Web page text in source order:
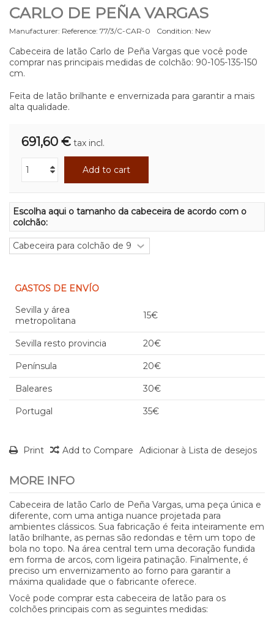
CARLO DE PEÑA VARGAS
Manufacturer: Reference: 77/3/C-CAR-0 Condition: New
Cabeceira de latão Carlo de Peña Vargas que você pode
comprar nas principais medidas de colchão: 90-105-135-150
cm.
Feita de latão brilhante e envernizada para garantir a mais
alta qualidade.
691,60 € tax incl.
Add to cart
Escolha aqui o tamanho da cabeceira de acordo com o
colchão:
GASTOS DE ENVÍO
Sevilla y área
metropolitana
15€
Sevilla resto provincia 20€
Península 20€
Baleares 30€
Portugal 35€
Print Add to Compare Adicionar à Lista de desejos
MORE INFO
Cabeceira de latão Carlo de Peña Vargas, uma peça única e
diferente, com uma antiga nuance projetada para
ambientes clássicos. Sua fabricação é feita inteiramente em
latão brilhante, as pernas são redondas e têm um topo de
bola no topo. Na área central tem uma decoração fundida
em forma de arcos, com ligeira patinação. Finalmente, é
preciso um envernizamento ao forno para garantir a
máxima qualidade que o fabricante oferece.
Você pode comprar esta cabeceira de latão para os
colchões principais com as seguintes medidas: